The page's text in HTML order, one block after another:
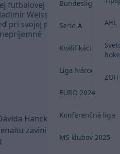
Bundesliga
Serie A
Kvalifikácia MS
Liga Národov
EURO 2024
Konferenčná liga
MS klubov 2025
AHL
futbalovej
Weiss
pri svojej prvej
sebou
Dávid
Ligy